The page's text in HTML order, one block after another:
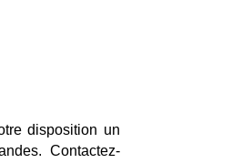
disposition un
Contactez-